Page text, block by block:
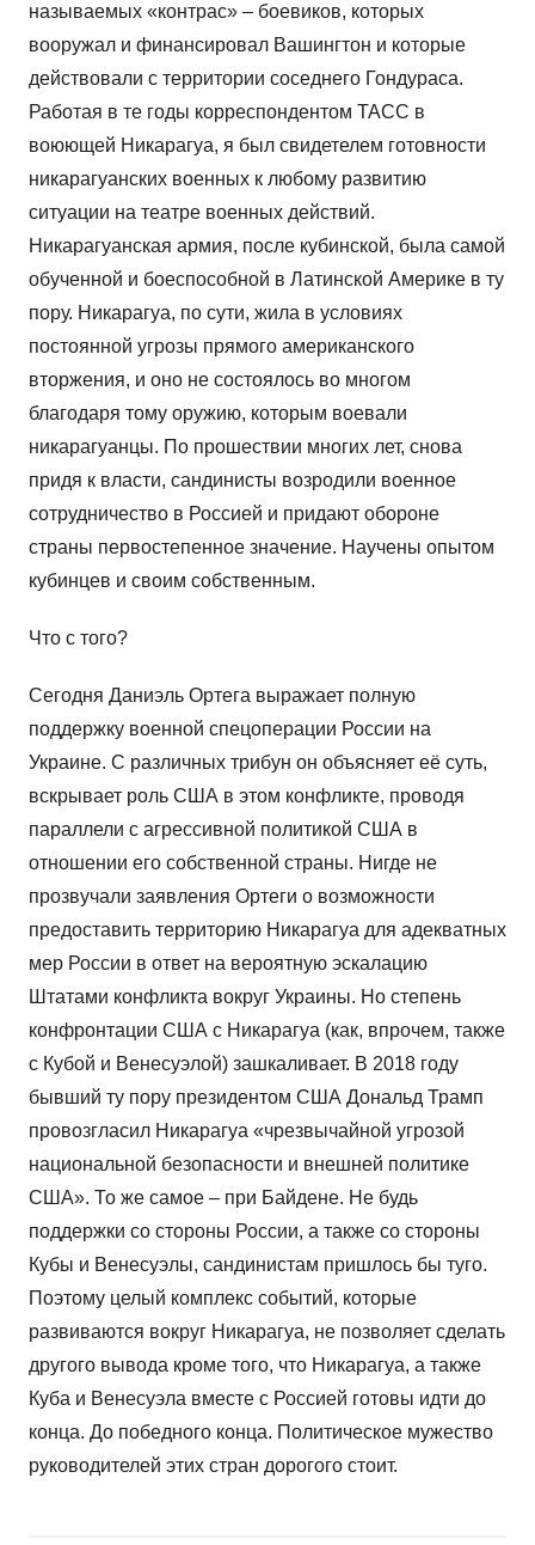
называемых «контрас» – боевиков, которых
вооружал и финансировал Вашингтон и которые
действовали с территории соседнего Гондураса.
Работая в те годы корреспондентом ТАСС в
воюющей Никарагуа, я был свидетелем готовности
никарагуанских военных к любому развитию
ситуации на театре военных действий.
Никарагуанская армия, после кубинской, была самой
обученной и боеспособной в Латинской Америке в ту
пору. Никарагуа, по сути, жила в условиях
постоянной угрозы прямого американского
вторжения, и оно не состоялось во многом
благодаря тому оружию, которым воевали
никарагуанцы. По прошествии многих лет, снова
придя к власти, сандинисты возродили военное
сотрудничество в Россией и придают обороне
страны первостепенное значение. Научены опытом
кубинцев и своим собственным.
Что с того?
Сегодня Даниэль Ортега выражает полную
поддержку военной спецоперации России на
Украине. С различных трибун он объясняет её суть,
вскрывает роль США в этом конфликте, проводя
параллели с агрессивной политикой США в
отношении его собственной страны. Нигде не
прозвучали заявления Ортеги о возможности
предоставить территорию Никарагуа для адекватных
мер России в ответ на вероятную эскалацию
Штатами конфликта вокруг Украины. Но степень
конфронтации США с Никарагуа (как, впрочем, также
с Кубой и Венесуэлой) зашкаливает. В 2018 году
бывший ту пору президентом США Дональд Трамп
провозгласил Никарагуа «чрезвычайной угрозой
национальной безопасности и внешней политике
США». То же самое – при Байдене. Не будь
поддержки со стороны России, а также со стороны
Кубы и Венесуэлы, сандинистам пришлось бы туго.
Поэтому целый комплекс событий, которые
развиваются вокруг Никарагуа, не позволяет сделать
другого вывода кроме того, что Никарагуа, а также
Куба и Венесуэла вместе с Россией готовы идти до
конца. До победного конца. Политическое мужество
руководителей этих стран дорогого стоит.